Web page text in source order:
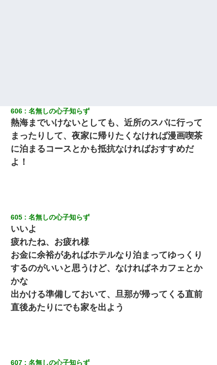
606 名無しの心子知らず
熱海までいけないとしても、近所のスパに行って
まったりして、夜家に帰りたくなければ漫画喫茶
に泊まるコースとかも抵抗なければおすすめだ
よ！
605 名無しの心子知らず
いいよ
疲れたね、お疲れ様
お金に余裕があればホテルなり泊まってゆっくり
するのがいいと思うけど、なければネカフェとか
かな
出かける準備しておいて、旦那が帰ってくる直前
直後あたりにでも家を出よう
607 名無しの心子知らず